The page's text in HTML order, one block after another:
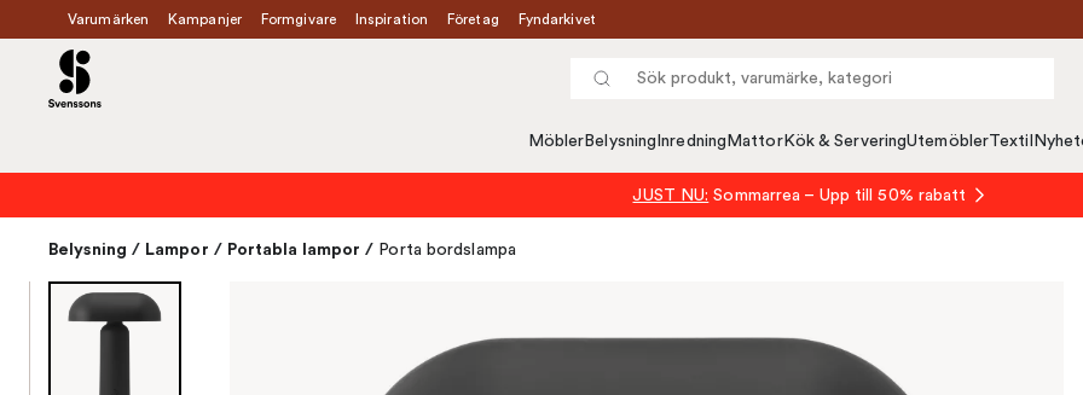
Varumärken Kampanjer Formgivare Inspiration Företag Fyndarkivet
Möbler Belysning Inredning MattorKök & ServeringUtemöblerTextil
JUST NU: Sommarrea – Upp till 50% rabatt
Belysning / Lampor / Portabla lampor / Porta bordslampa